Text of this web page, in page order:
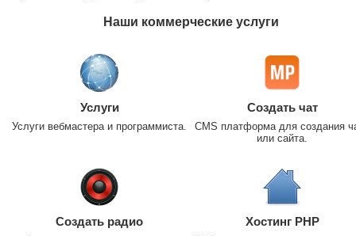
Наши коммерческие услуги
Услуги
Услуги вебмастера и программиста.
Создать чат
CMS платформа для создания
или сайта.
Создать радио Хостинг PHP